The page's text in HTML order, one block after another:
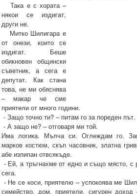
Така е с хората –
някои се издигат,
други не.
Митко Шилигара е
от онези, които се
издигат. Беше
обикновен общински
съветник, а сега е
депутат. Как стана
това, не ми обяснява
– макар че сме
приятели от много години.
- Защо точно ти? – питам го за пореден път.
- А защо не? – отговаря ми той.
Има логика. Мълча си. Оглеждам го.
марков костюм, скъп часовник, златна
абе изпипан отвсякъде.
- Ей, а тръгнахме от едно и също място, с
сега.
- Не се коси, приятелю – успокоява ме
семейство, дом, приятели, сигурен